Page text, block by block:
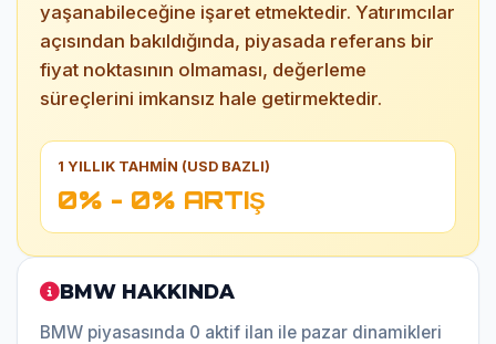
yaşanabileceğine işaret etmektedir. Yatırımcılar
açısından bakıldığında, piyasada referans bir
fiyat noktasının olmaması, değerleme
süreçlerini imkansız hale getirmektedir.
1 YILLIK TAHMİN (USD BAZLI)
0% - 0% ARTIŞ
BMW HAKKINDA
BMW piyasasında 0 aktif ilan ile pazar dinamikleri